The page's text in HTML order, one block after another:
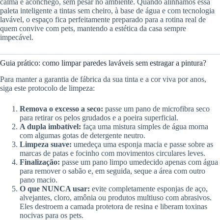
paleta inteligente a tintas sem cheiro, à base de água e com tecnologia
lavável, o espaço fica perfeitamente preparado para a rotina real de
quem convive com pets, mantendo a estética da casa sempre
impecável.
Guia prático: como limpar paredes laváveis sem estragar a pintura?
Para manter a garantia de fábrica da sua tinta e a cor viva por anos,
siga este protocolo de limpeza:
Remova o excesso a seco: passe um pano de microfibra seco
para retirar os pelos grudados e a poeira superficial.
A dupla imbatível: faça uma mistura simples de água morna
com algumas gotas de detergente neutro.
Limpeza suave: umedeça uma esponja macia e passe sobre as
marcas de patas e focinho com movimentos circulares leves.
Finalização: passe um pano limpo umedecido apenas com água
para remover o sabão e, em seguida, seque a área com outro
pano macio.
O que NUNCA usar: evite completamente esponjas de aço,
alvejantes, cloro, amônia ou produtos multiuso com abrasivos.
Eles destroem a camada protetora de resina e liberam toxinas
nocivas para os pets.